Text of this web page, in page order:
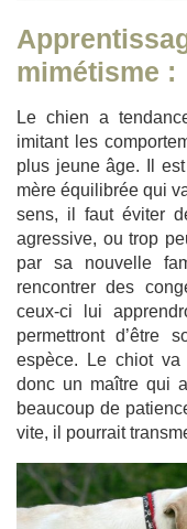
mimétisme :
Le chien a
imitant les
plus jeune âge. Il
mère équilibrée qui
sens, il faut éviter
agressive, ou trop
par sa nouvelle
rencontrer des
ceux-ci lui
permettront d’être
espèce. Le chiot
donc un maître qui
beaucoup de
vite, il pourrait